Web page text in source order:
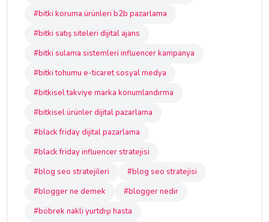
#bitki koruma ürünleri b2b pazarlama
#bitki satış siteleri dijital ajans
#bitki sulama sistemleri influencer kampanya
#bitki tohumu e-ticaret sosyal medya
#bitkisel takviye marka konumlandırma
#bitkisel ürünler dijital pazarlama
#black friday dijital pazarlama
#black friday influencer stratejisi
#blog seo stratejileri
#blog seo stratejisi
#blogger ne demek
#blogger nedir
#böbrek nakli yurtdışı hasta